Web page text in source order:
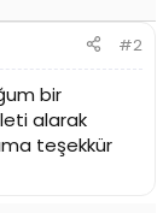
#2
bir
alarak
teşekkür